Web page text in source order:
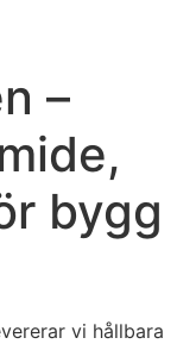
–
bygg
vi hållbara